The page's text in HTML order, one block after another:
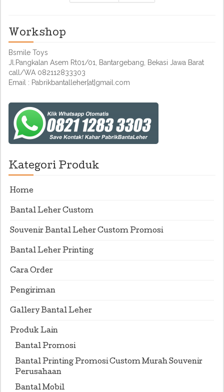
Workshop
Bsmile Toys
Jl.Pangkalan Asem Rt01/01, Bantargebang, Bekasi Jawa Barat
call/WA 082112833303
Email : Pabrikbantalleher[at]gmail.com
Kategori Produk
Home
Bantal Leher Custom
Souvenir Bantal Leher Custom Promosi
Bantal Leher Printing
Cara Order
Pengiriman
Gallery Bantal Leher
Produk Lain
Bantal Promosi
Bantal Printing Promosi Custom Murah Souvenir
Perusahaan
Bantal Mobil